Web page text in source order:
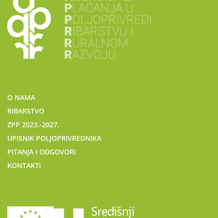
O NAMA
RIBARSTVO
ZPP 2023.-2027.
UPISNIK POLJOPRIVREDNIKA
PITANJA I ODGOVORI
KONTAKTI